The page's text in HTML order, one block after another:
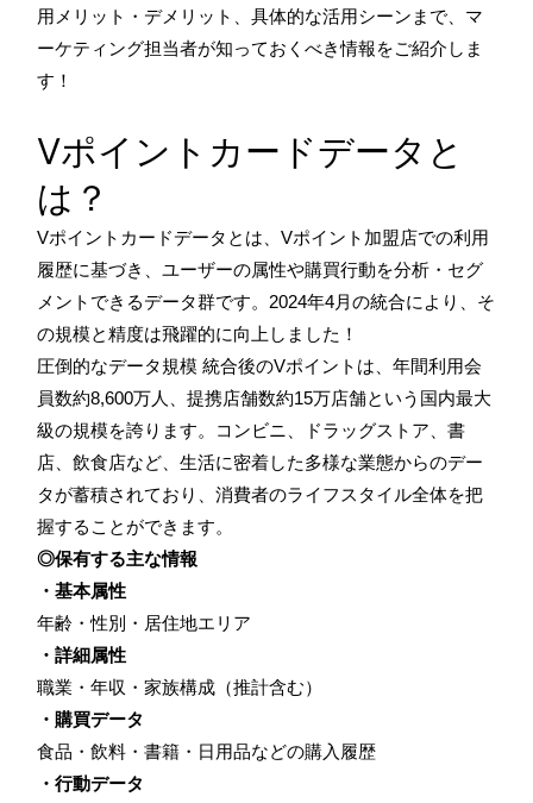
用メリット・デメリット、具体的な活用シーンまで、マ
ーケティング担当者が知っておくべき情報をご紹介しま
す！
Vポイントカードデータと
は？
Vポイントカードデータとは、Vポイント加盟店での利用
履歴に基づき、ユーザーの属性や購買行動を分析・セグ
メントできるデータ群です。2024年4月の統合により、そ
の規模と精度は飛躍的に向上しました！
圧倒的なデータ規模 統合後のVポイントは、年間利用会
員数約8,600万人、提携店舗数約15万店舗という国内最大
級の規模を誇ります。コンビニ、ドラッグストア、書
店、飲食店など、生活に密着した多様な業態からのデー
タが蓄積されており、消費者のライフスタイル全体を把
握することができます。
◎保有する主な情報
・基本属性
年齢・性別・居住地エリア
・詳細属性
職業・年収・家族構成（推計含む）
・購買データ
食品・飲料・書籍・日用品などの購入履歴
・行動データ